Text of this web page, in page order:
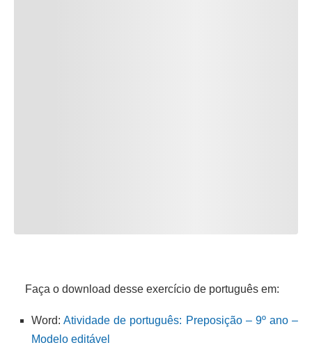
Faça o download desse exercício de português em:
Word:Atividade de português: Preposição – 9º ano –
Modelo editável